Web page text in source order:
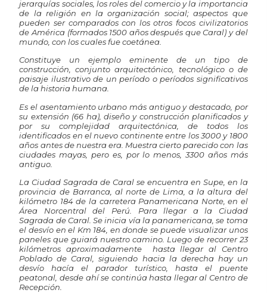
jerarquías sociales, los roles del comercio y la importancia
de la religión en la organización social; aspectos que
pueden ser comparados con los otros focos civilizatorios
de América (formados 1500 años después que Caral) y del
mundo, con los cuales fue coetánea.
Constituye un ejemplo eminente de un tipo de
construcción, conjunto arquitectónico, tecnológico o de
paisaje ilustrativo de un período o períodos significativos
de la historia humana.
Es el asentamiento urbano más antiguo y destacado, por
su extensión (66 ha), diseño y construcción planificados y
por su complejidad arquitectónica, de todos los
identificados en el nuevo continente entre los 3000 y 1800
años antes de nuestra era. Muestra cierto parecido con las
ciudades mayas, pero es, por lo menos, 3300 años más
antiguo.
La Ciudad Sagrada de Caral se encuentra en Supe, en la
provincia de Barranca, al norte de Lima, a la altura del
kilómetro 184 de la carretera Panamericana Norte, en el
Área Norcentral del Perú. Para llegar a la Ciudad
Sagrada de Caral. Se inicia vía la panamericana, se toma
el desvío en el Km 184, en donde se puede visualizar unos
paneles que guiará nuestro camino. Luego de recorrer 23
kilómetros aproximadamente hasta llegar al Centro
Poblado de Caral, siguiendo hacia la derecha hay un
desvío hacía el parador turístico, hasta el puente
peatonal, desde ahí se continúa hasta llegar al Centro de
Recepción.